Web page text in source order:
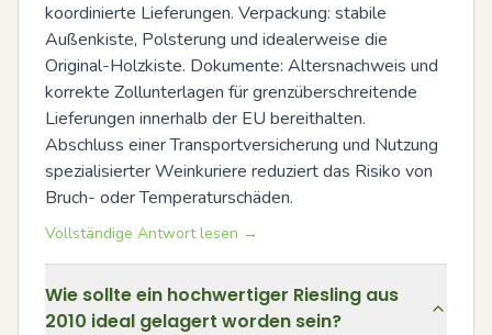
koordinierte Lieferungen. Verpackung: stabile
Außenkiste, Polsterung und idealerweise die
Original-Holzkiste. Dokumente: Altersnachweis und
korrekte Zollunterlagen für grenzüberschreitende
Lieferungen innerhalb der EU bereithalten.
Abschluss einer Transportversicherung und Nutzung
spezialisierter Weinkuriere reduziert das Risiko von
Bruch- oder Temperaturschäden.
Vollständige Antwort lesen →
Wie sollte ein hochwertiger Riesling aus
2010 ideal gelagert worden sein?